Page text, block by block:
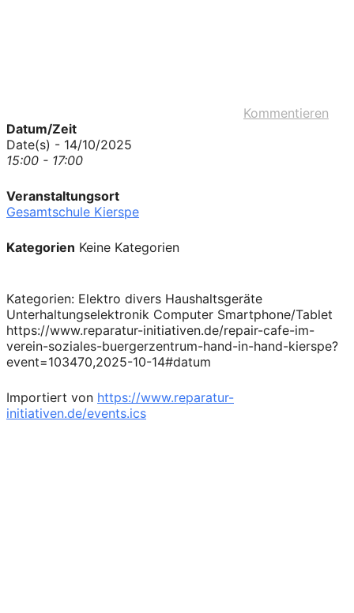
Kommentieren
Datum/Zeit
Date(s) - 14/10/2025
15:00 - 17:00
Veranstaltungsort
Gesamtschule Kierspe
Kategorien Keine Kategorien
Kategorien: Elektro divers Haushaltsgeräte
Unterhaltungselektronik Computer Smartphone/Tablet
https://www.reparatur-initiativen.de/repair-cafe-im-
verein-soziales-buergerzentrum-hand-in-hand-kierspe?
event=103470,2025-10-14#datum
Importiert von https://www.reparatur-
initiativen.de/events.ics